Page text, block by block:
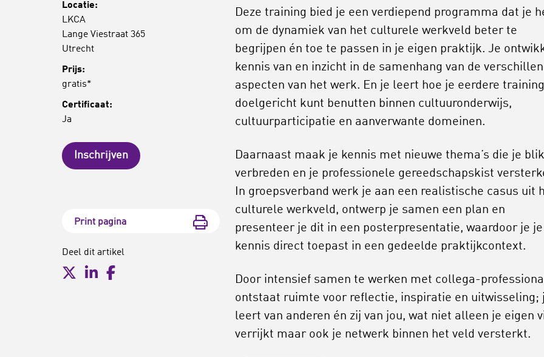
Locatie:
LKCA
Lange Viestraat 365
Utrecht
Prijs:
gratis*
Certificaat:
Ja
Inschrijven
Print pagina
Deel dit artikel
Deze training bied je een verdiepend programma dat je
om de dynamiek van het culturele werkveld beter te
begrijpen én toe te passen in je eigen praktijk. Je
kennis van en inzicht in de samenhang van de
aspecten van het werk. En je leert hoe je eerdere
doelgericht kunt benutten binnen cultuuronderwijs,
cultuurparticipatie en aanverwante domeinen.
Daarnaast maak je kennis met nieuwe thema’s die je blik
verbreden en je professionele gereedschapskist
In groepsverband werk je aan een realistische casus uit
culturele werkveld, ontwerp je samen een plan en
presenteer je dit in een posterpresentatie, waardoor je je
kennis direct toepast in een gedeelde praktijkcontext.
Door intensief samen te werken met collega-
ontstaat ruimte voor reflectie, inspiratie en uitwisseling;
leert van anderen én zij van jou, wat niet alleen je eigen
verrijkt maar ook je netwerk binnen het veld versterkt.